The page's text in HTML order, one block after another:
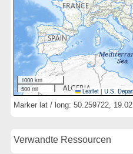
1000 km
500 mi
Leaflet | U.S.
Marker lat / long: 50.259722,
Verwandte Ressourcen